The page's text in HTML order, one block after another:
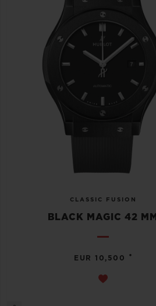
CLASSIC FUSION
BLACK MAGIC 42 MM
EUR 10,500 •